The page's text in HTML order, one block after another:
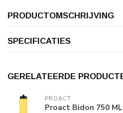
PRODUCTOMSCHRIJVING
SPECIFICATIES
GERELATEERDE
PROACT
Proact Bidon 750